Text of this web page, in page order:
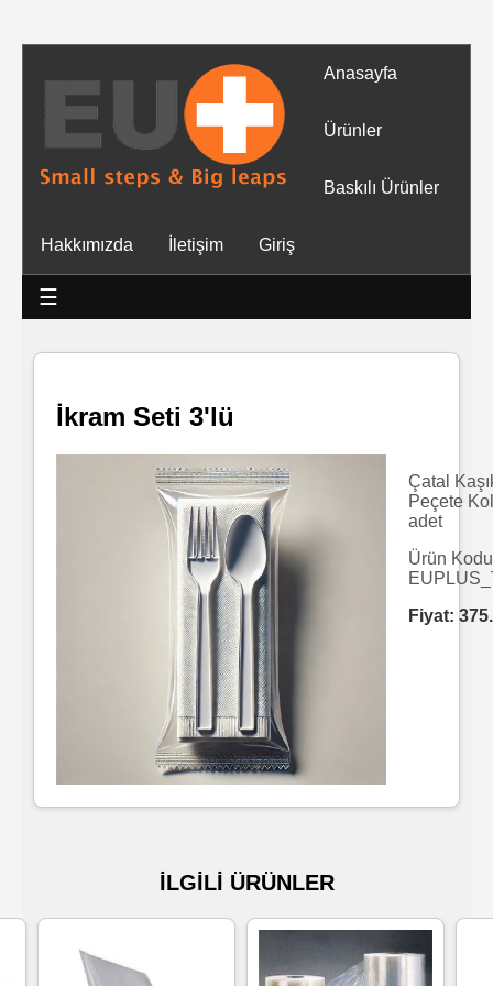
Anasayfa
Ürünler
Baskılı Ürünler
Hakkımızda İletişim Giriş
☰
Tüm
Ürünler
Mendiller
Baskılı
Islak
Rulo
Mendil
Islak
Havlu
Doublex
Triplex
Mendiller
Su
Kolonyalı
İkram Seti 3'lü
Çatal
Peçete
adet
Ürün
Fiyat:
İLGİLİ ÜRÜNLER